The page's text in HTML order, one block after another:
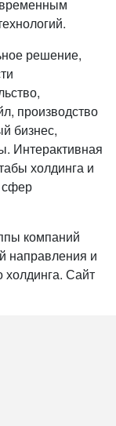
решение,
производство
бизнес,
Интерактивная
холдинга и
сфер
компаний
направления и
Сайт